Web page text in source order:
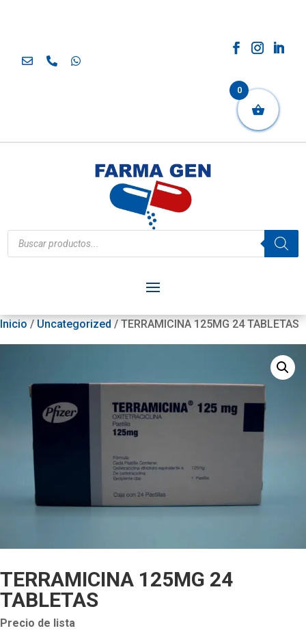
Búsqueda
de
productos
Inicio / Uncategorized / TERRAMICINA 125MG 24 TABLETAS
TERRAMICINA 125MG 24
TABLETAS
Precio de lista
0